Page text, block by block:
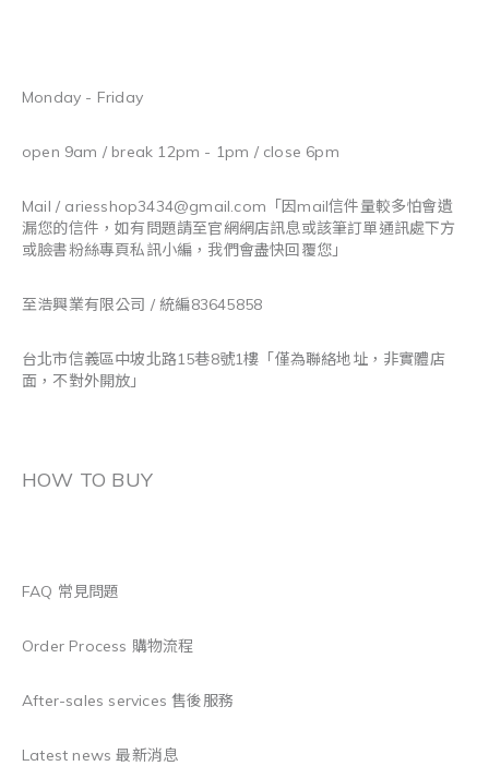
Monday - Friday
open 9am / break 12pm - 1pm / close 6pm
Mail / ariesshop3434@gmail.com 「因mail信件量較多怕會遺
漏您的信件，如有問題請至官網網店訊息或該筆訂單通訊處下方
或臉書粉絲專頁私訊小編，我們會盡快回覆您」
至浩興業有限公司 / 統編83645858
台北市信義區中坡北路15巷8號1樓「僅為聯絡地址，非實體店
面，不對外開放」
HOW TO BUY
FAQ 常見問題
Order Process 購物流程
After-sales services 售後服務
Latest news 最新消息